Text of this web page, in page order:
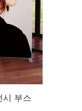
시 부스